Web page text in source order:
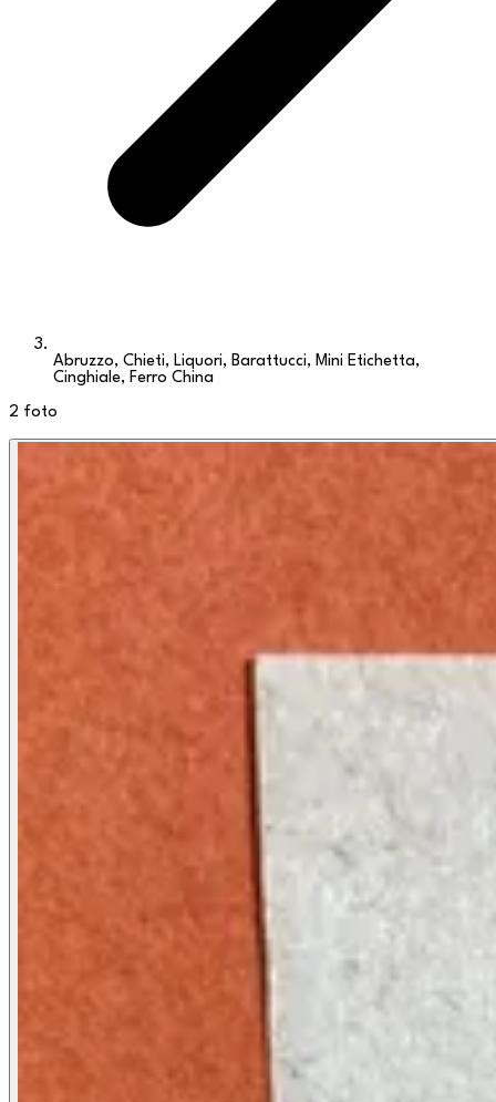
Abruzzo, Chieti, Liquori, Barattucci, Mini Etichetta,
Cinghiale, Ferro China
2 foto